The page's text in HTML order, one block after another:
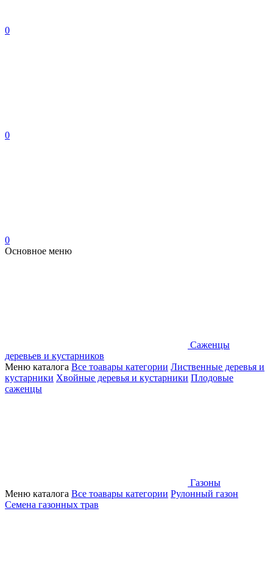
0
0
0
Основное меню
Саженцы
деревьев и кустарников
Меню каталога Все тоавары категории Лиственные деревья и
кустарники Хвойные деревья и кустарники Плодовые
саженцы
Газоны
Меню каталога Все тоавары категории Рулонный газон
Семена газонных трав